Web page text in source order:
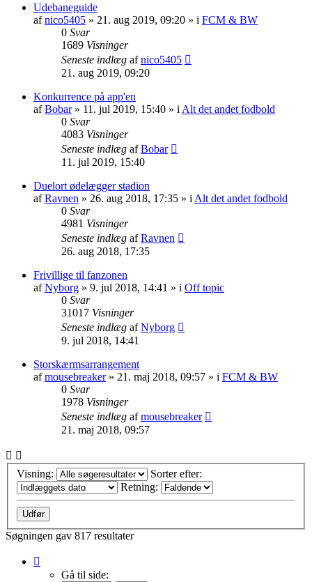
Udebaneguide
afnico5405 » 21. aug 2019, 09:20 » i FCM & BW
0 Svar
1689 Visninger
Seneste indlæg afnico5405
21. aug 2019, 09:20
Konkurrence på app'en
afBobar» 11. jul 2019, 15:40 » i Alt det andet fodbold
0 Svar
4083 Visninger
Seneste indlæg afBobar
11. jul 2019, 15:40
Duelort ødelægger stadion
afRavnen » 26. aug 2018, 17:35 » i Alt det andet fodbold
0 Svar
4981 Visninger
Seneste indlæg afRavnen
26. aug 2018, 17:35
Frivillige til fanzonen
afNyborg » 9. jul 2018, 14:41 » i Off topic
0 Svar
31017 Visninger
Seneste indlæg afNyborg
9. jul 2018, 14:41
Storskærmsarrangement
afmousebreaker» 21. maj 2018, 09:57 » i FCM & BW
0 Svar
1978 Visninger
Seneste indlæg afmousebreaker
21. maj 2018, 09:57
Visning:
Sorter efter:
Retning:
Søgningen gav 817 resultater
Gå til side: